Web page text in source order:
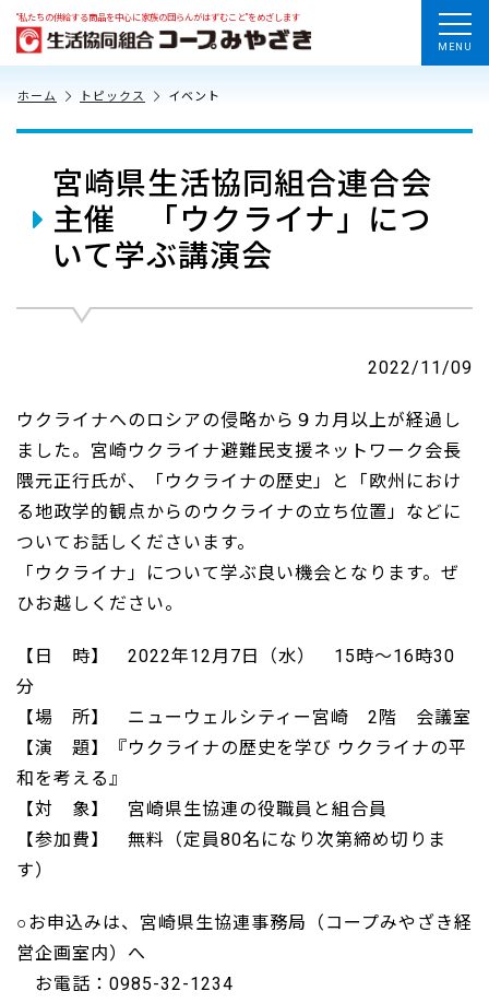
“私たちの供給する商品を中心に家族の団らんがはずむこと”をめざします
MENU
ホーム トピックス イベント
宮崎県生活協同組合連合会
主催 「ウクライナ」につ
いて学ぶ講演会
2022/11/09
ウクライナへのロシアの侵略から９カ月以上が経過し
ました。宮崎ウクライナ避難民支援ネットワーク会長
隈元正行氏が、「ウクライナの歴史」と「欧州におけ
る地政学的観点からのウクライナの立ち位置」などに
ついてお話しくださいます。
「ウクライナ」について学ぶ良い機会となります。ぜ
ひお越しください。
【日 時】 2022年12月7日（水） 15時～16時30
分
【場 所】 ニューウェルシティー宮崎 2階 会議室
【演 題】『ウクライナの歴史を学び ウクライナの平
和を考える』
【対 象】 宮崎県生協連の役職員と組合員
【参加費】 無料（定員80名になり次第締め切りま
す）
○お申込みは、宮崎県生協連事務局（コープみやざき経
営企画室内）へ
お電話：0985-32-1234